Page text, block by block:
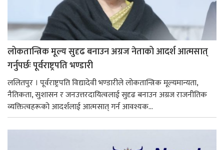
लोकतान्त्रिक मूल्य सुदृढ बनाउन अग्रज नेताको आदर्श आत्मसात्
गर्नुपर्छः पूर्वराष्ट्रपति भण्डारी
ललितपुर । पूर्वराष्ट्रपति विद्यादेवी भण्डारीले लोकतान्त्रिक मूल्यमान्यता,
नैतिकता, सुशासन र जनउत्तरदायित्वलाई सुदृढ बनाउन अग्रज राजनीतिक
व्यक्तित्वहरूको आदर्शलाई आत्मसात् गर्न आवश्यक...